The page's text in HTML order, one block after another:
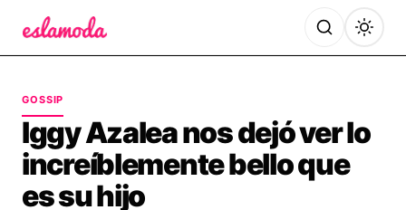
GOSSIP
Iggy Azalea nos dejó ver lo
increíblemente bello que
es su hijo